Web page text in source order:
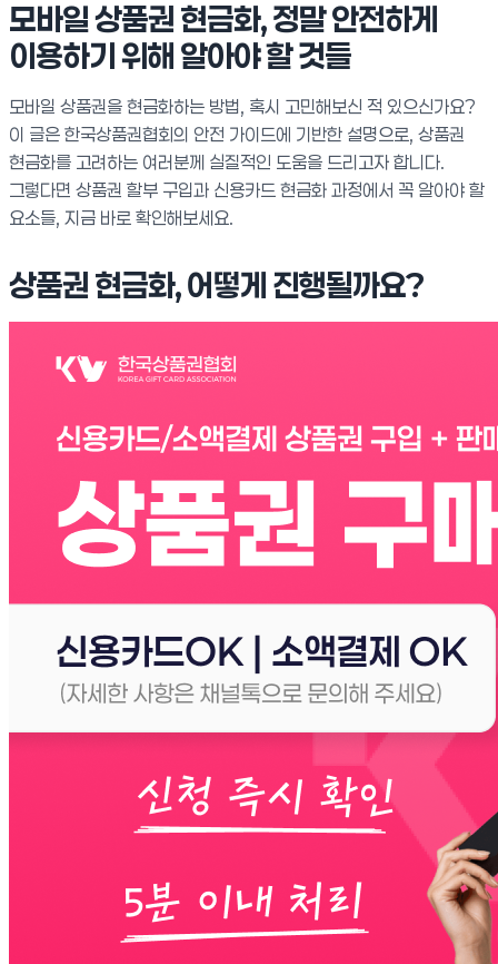
모바일 상품권 현금화, 정말 안전하게
이용하기 위해 알아야 할 것들
모바일 상품권을 현금화하는 방법, 혹시 고민해보신 적 있으신가요?
이 글은 한국상품권협회의 안전 가이드에 기반한 설명으로, 상품권
현금화를 고려하는 여러분께 실질적인 도움을 드리고자 합니다.
그렇다면 상품권 할부 구입과 신용카드 현금화 과정에서 꼭 알아야 할
요소들, 지금 바로 확인해보세요.
상품권 현금화, 어떻게 진행될까요?